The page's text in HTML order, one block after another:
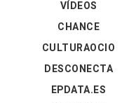
VÍDEOS
CHANCE
CULTURAOCIO
DESCONECTA
EPDATA.ES